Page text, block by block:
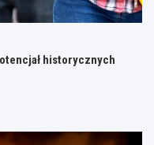
historycznych